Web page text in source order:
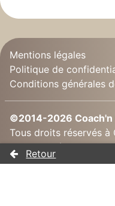
Mentions légales
Politique de
Conditions générales
©2014-2026 Coach'n
Tous droits réservés à
textes, vidéos ... sont
devez demander une